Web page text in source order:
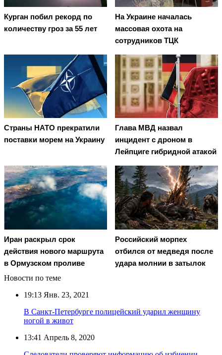
Курган побил рекорд по
количеству гроз за 55 лет
На Украине началась
массовая охота на
сотрудников ТЦК
Страны НАТО прекратили
поставки морем на Украину
Глава МВД назвал
инцидент с дроном в
Лейпциге гибридной атакой
Иран раскрыл срок
действия нового маршрута
в Ормузском проливе
Российский морпех
отбился от медведя после
удара молнии в затылок
Новости по теме
19:13 Янв. 23, 2021
В Санкт-Петербурге полицейский ударил женщину
ногой в живот
13:41 Апрель 8, 2020